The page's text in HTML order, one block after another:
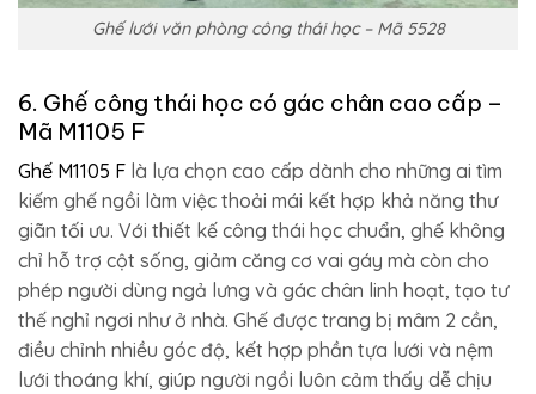
Ghế lưới văn phòng công thái học – Mã 5528
6. Ghế công thái học có gác chân cao cấp –
Mã M1105 F
Ghế M1105 F là lựa chọn cao cấp dành cho những ai tìm
kiếm ghế ngồi làm việc thoải mái kết hợp khả năng thư
giãn tối ưu. Với thiết kế công thái học chuẩn, ghế không
chỉ hỗ trợ cột sống, giảm căng cơ vai gáy mà còn cho
phép người dùng ngả lưng và gác chân linh hoạt, tạo tư
thế nghỉ ngơi như ở nhà. Ghế được trang bị mâm 2 cần,
điều chỉnh nhiều góc độ, kết hợp phần tựa lưới và nệm
lưới thoáng khí, giúp người ngồi luôn cảm thấy dễ chịu